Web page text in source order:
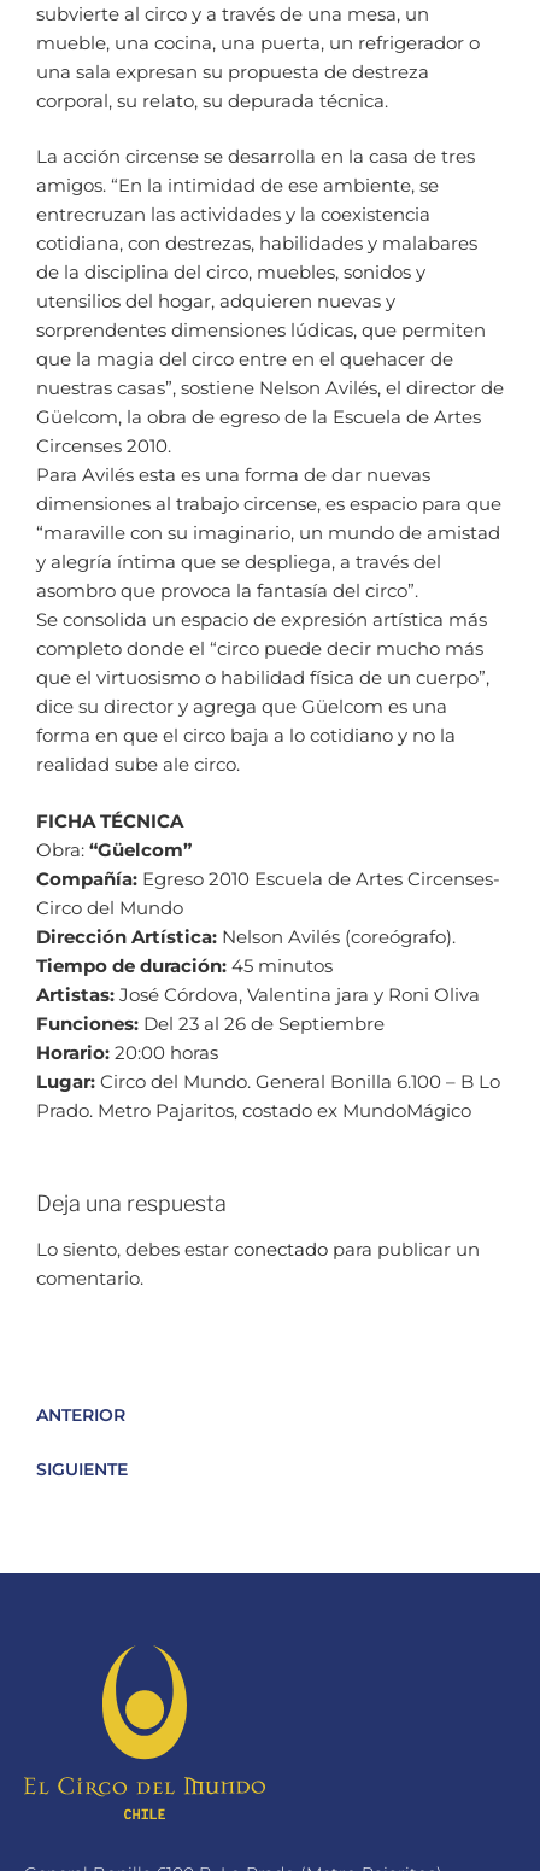
subvierte al circo y a través de una mesa, un
mueble, una cocina, una puerta, un refrigerador o
una sala expresan su propuesta de destreza
corporal, su relato, su depurada técnica.
La acción circense se desarrolla en la casa de tres
amigos. “En la intimidad de ese ambiente, se
entrecruzan las actividades y la coexistencia
cotidiana, con destrezas, habilidades y malabares
de la disciplina del circo, muebles, sonidos y
utensilios del hogar, adquieren nuevas y
sorprendentes dimensiones lúdicas, que permiten
que la magia del circo entre en el quehacer de
nuestras casas”, sostiene Nelson Avilés, el director de
Güelcom, la obra de egreso de la Escuela de Artes
Circenses 2010.
Para Avilés esta es una forma de dar nuevas
dimensiones al trabajo circense, es espacio para que
“maraville con su imaginario, un mundo de amistad
y alegría íntima que se despliega, a través del
asombro que provoca la fantasía del circo”.
Se consolida un espacio de expresión artística más
completo donde el “circo puede decir mucho más
que el virtuosismo o habilidad física de un cuerpo”,
dice su director y agrega que Güelcom es una
forma en que el circo baja a lo cotidiano y no la
realidad sube ale circo.
FICHA TÉCNICA
Obra: “Güelcom”
Compañía: Egreso 2010 Escuela de Artes Circenses-
Circo del Mundo
Dirección Artística: Nelson Avilés (coreógrafo).
Tiempo de duración: 45 minutos
Artistas: José Córdova, Valentina jara y Roni Oliva
Funciones: Del 23 al 26 de Septiembre
Horario: 20:00 horas
Lugar: Circo del Mundo. General Bonilla 6.100 – B Lo
Prado. Metro Pajaritos, costado ex MundoMágico
Deja una respuesta
Lo siento, debes estar conectado para publicar un
comentario.
ANTERIOR
SIGUIENTE